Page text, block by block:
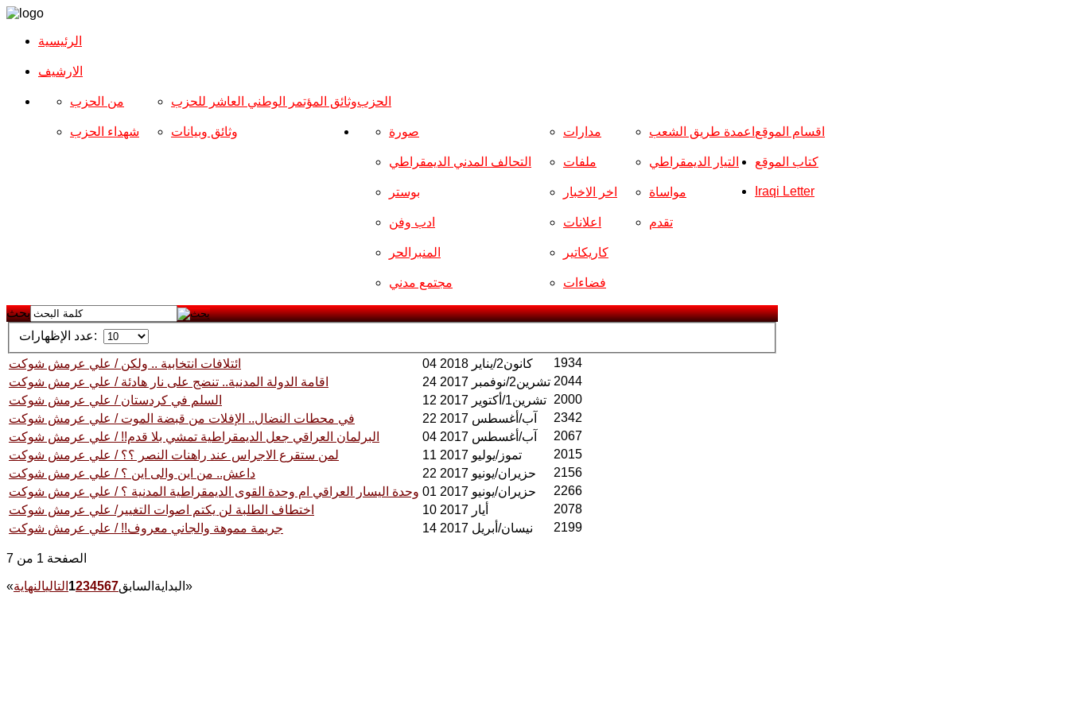
الرئيسية
الارشیف
الحزب من الحزب
شهداء الحزب
وثائق المؤتمر الوطني العاشر للحزب
وثائق وبيانات اقسام الموقع صورة
التحالف المدني الديمقراطي
بوستر
ادب وفن
المنبرالحر
مجتمع مدني
مدارات
ملفات
اخر الاخبار
اعلانات
كاريكاتير
فضاءات
اعمدة طريق الشعب
التيار الديمقراطي
مواساة
تقدم
كتاب الموقع
Iraqi Letter
بحث
عدد الإظهارات:
ائتلافات انتخابية .. ولكن / علي عرمش شوكت 04 كانون2/يناير 2018
1934
اقامة الدولة المدنية.. تنضج على نار هادئة / علي عرمش شوكت
24 تشرين2/نوفمبر 2017 2044
السلم في كردستان / علي عرمش شوكت
12 تشرين1/أكتوير 2017 2000
في محطات النضال.. الإفلات من قبضة الموت / علي عرمش شوكت
22 آب/أغسطس 2017
2342
البرلمان العراقي جعل الديمقراطية تمشي بلا قدم!! / علي عرمش شوكت
04 آب/أغسطس 2017
2067
لمن ستقرع الاجراس عند راهنات النصر ؟؟ / علي عرمش شوكت
11 تموز/يوليو 2017
2015
داعش.. من اين والى اين ؟ / علي عرمش شوكت
22 حزيران/يونيو 2017
2156
وحدة اليسار العراقي ام وحدة القوى الديمقراطية المدنية ؟ / علي عرمش شوكت
01 حزيران/يونيو 2017
2266
اختطاف الطلبة لن يكتم اصوات التغيير/ علي عرمش شوكت
10 أيار 2017
2078
جريمة مموهة والجاني معروف!! / علي عرمش شوكت
14 نيسان/أبريل 2017 2199
الصفحة 1 من 7
« البداية السابق 1234567 التاليالنهاية »